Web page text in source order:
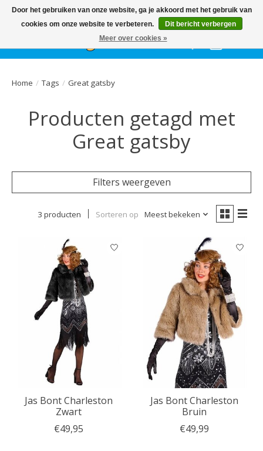
HetGEHELE jaar, grote collectie feestkleding & accessoires |
Ballonnen | Schmink | Bedrukking | Altijd gratis parkeren
Verlanglijst
Home / Tags / Great gatsby
Producten getagd met
Great gatsby
Filters weergeven
3 producten Sorteren op Meest bekeken
Jas Bont Charleston
Zwart
€49,95
Jas Bont Charleston
Bruin
€49,99
Door het gebruiken van onze website, ga je akkoord met het gebruik van
cookies om onze website te verbeteren.
Dit bericht verbergen
Meer over cookies »